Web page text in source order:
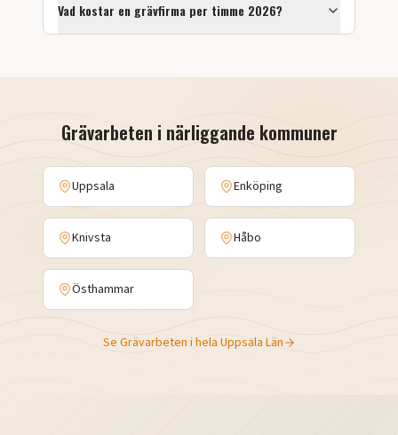
Vad kostar en grävfirma per timme 2026?
Grävarbeten i närliggande kommuner
Uppsala Enköping
Knivsta Håbo
Östhammar
Se Grävarbeten i hela Uppsala Län